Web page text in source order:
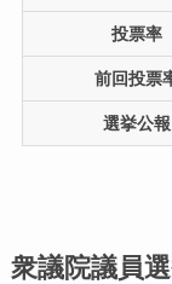
投票率
前回投票
選挙公報
衆議院議員